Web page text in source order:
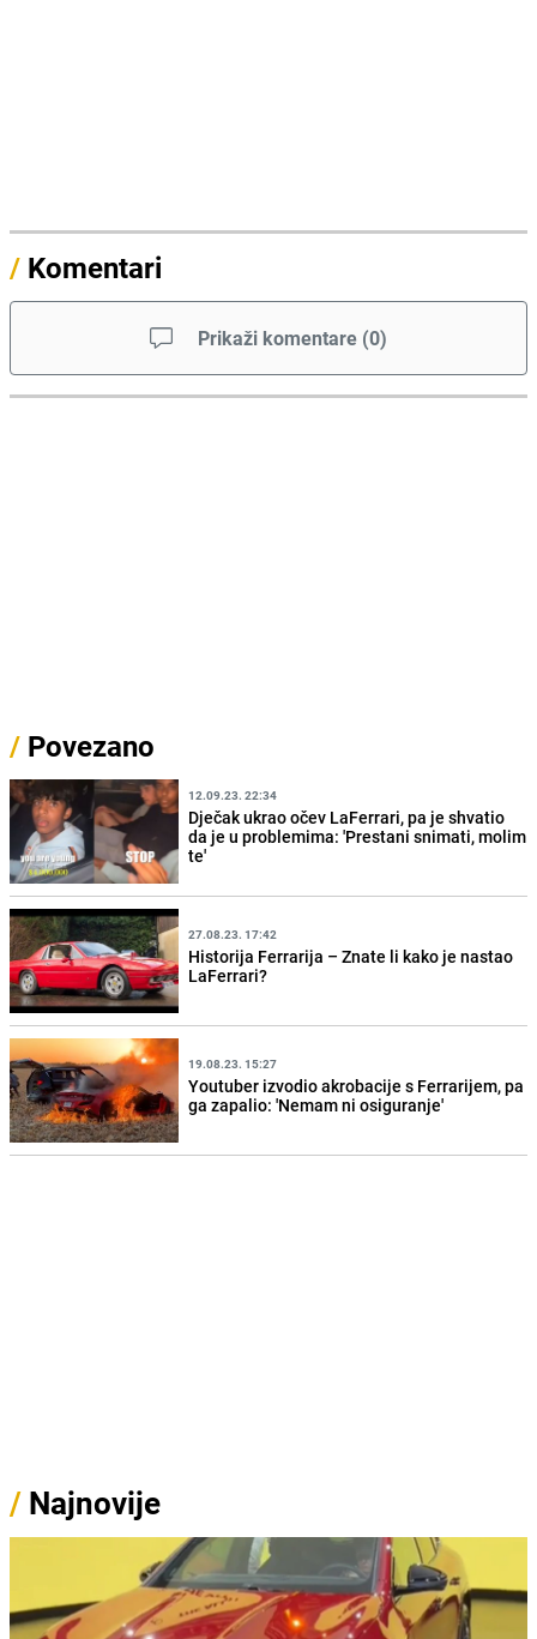
/ Komentari
Prikaži komentare (0)
/ Povezano
12.09.23. 22:34
Dječak ukrao očev LaFerrari, pa je shvatio
da je u problemima: 'Prestani snimati, molim
te'
27.08.23. 17:42
Historija Ferrarija – Znate li kako je nastao
LaFerrari?
19.08.23. 15:27
Youtuber izvodio akrobacije s Ferrarijem, pa
ga zapalio: 'Nemam ni osiguranje'
/ Najnovije